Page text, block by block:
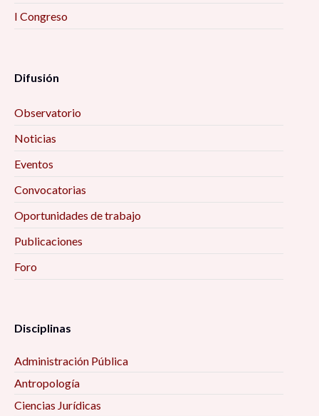
I Congreso
Difusión
Observatorio
Noticias
Eventos
Convocatorias
Oportunidades de trabajo
Publicaciones
Foro
Disciplinas
Administración Pública
Antropología
Ciencias Jurídicas